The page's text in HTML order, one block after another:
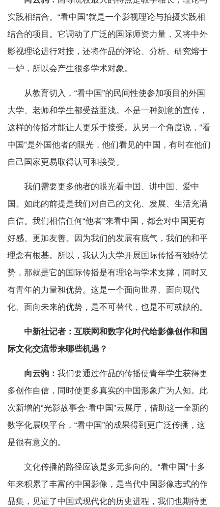
实践相结合。“看中国”就是一个影视理论与拍摄实践相
结合的项目。它调动了广泛的国际师资力量，又将中外
影视理论进行对接，还将作品的评论、分析、研究熔于
一炉，所以会产生很多学术对象。
从教育切入，“看中国”的民间性使参加项目的外国
大学、老师和学生都受益匪浅。不是一种刻意的宣传，
这样的传播才能让人更乐于接受。从另一个角度说，“看
中国”是外国他者的眼光，他们看见的中国，有时在他们
自己国家更易取得认可和接受。
我们需要更多他者的眼光看中国、讲中国、爱中
国。如此的前提是我们对自己的文化、发展、生活充满
自信。我们相信任何“他者”来看中国，都会对中国更有
好感、更加友善。因为我们的发展有底气，我们的和平
理念有根基。所以，我认为大学开展国际传播有独特优
势，那就是它的国际传播是有理论与学术支撑，同时又
有青年的力量和优势。这是一个面向世界、面向现代
化、面向未来的优势，是不可替代，也是不可或缺的。
中新社记者：互联网和数字化时代给影像创作和国
际文化交流带来哪些机遇？
向云驹： 我们要通过作品的传播使青年学生获得更
多创作自信，同时使更多真实的中国形象广为人知。此
次新增的“光影故事会·看中国”云展厅，借助这一全新的
数字化展映平台，“看中国”的成果得到更广泛传播，这
是很有意义的。
文化传播的路径应该是多元多向的。“看中国”十多
年来积累了丰富的中国影像，是当代中国影像志式的作
品集，见证了中国式现代化的历史进程，我们也期待更